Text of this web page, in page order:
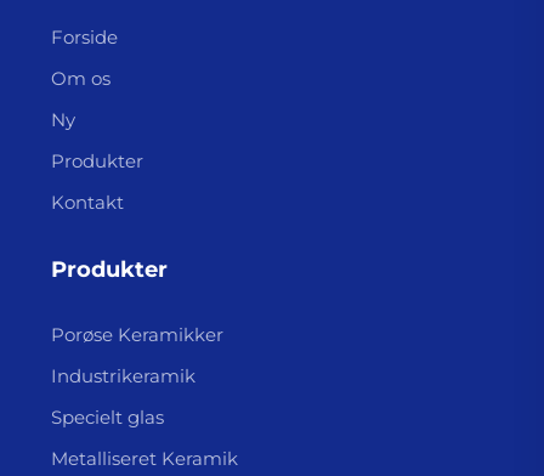
Forside
Om os
Ny
Produkter
Kontakt
Produkter
Porøse Keramikker
Industrikeramik
Specielt glas
Metalliseret Keramik